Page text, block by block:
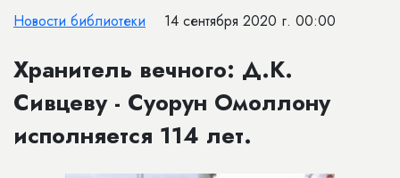
Новости библиотеки 14 сентября 2020 г. 00:00
Хранитель вечного: Д.К.
Сивцеву - Суорун Омоллону
исполняется 114 лет.